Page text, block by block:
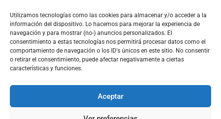
Utilizamos tecnologías como las cookies para almacenar y/o acceder a la
información del dispositivo. Lo hacemos para mejorar la experiencia de
navegación y para mostrar (no-) anuncios personalizados. El
consentimiento a estas tecnologías nos permitirá procesar datos como el
comportamiento de navegación o los ID's únicos en este sitio. No consentir
o retirar el consentimiento, puede afectar negativamente a ciertas
características y funciones.
Aceptar
®Derechos reservados de Morfosmedia Comunicaciones
prohibida la reproducción total o parcial WordPress